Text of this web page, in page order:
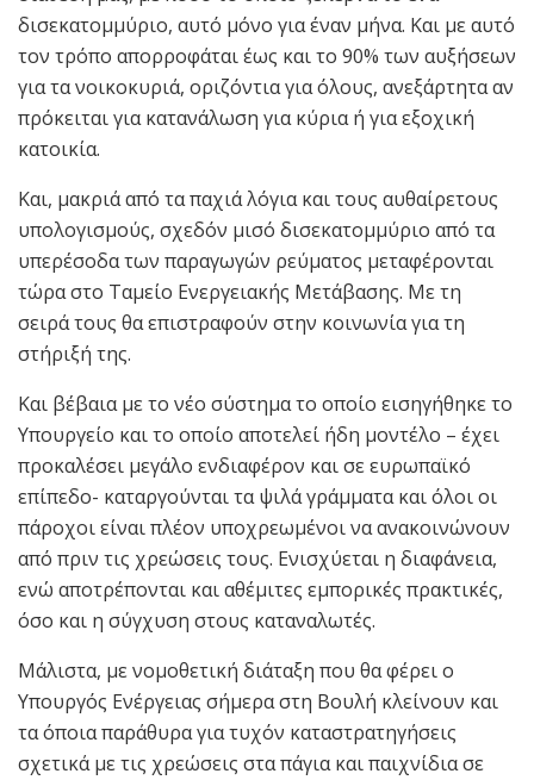
δισεκατομμύριο, αυτό μόνο για έναν μήνα. Και με αυτό
τον τρόπο απορροφάται έως και το 90% των αυξήσεων
για τα νοικοκυριά, οριζόντια για όλους, ανεξάρτητα αν
πρόκειται για κατανάλωση για κύρια ή για εξοχική
κατοικία.
Και, μακριά από τα παχιά λόγια και τους αυθαίρετους
υπολογισμούς, σχεδόν μισό δισεκατομμύριο από τα
υπερέσοδα των παραγωγών ρεύματος μεταφέρονται
τώρα στο Ταμείο Ενεργειακής Μετάβασης. Με τη
σειρά τους θα επιστραφούν στην κοινωνία για τη
στήριξή της.
Και βέβαια με το νέο σύστημα το οποίο εισηγήθηκε το
Υπουργείο και το οποίο αποτελεί ήδη μοντέλο – έχει
προκαλέσει μεγάλο ενδιαφέρον και σε ευρωπαϊκό
επίπεδο- καταργούνται τα ψιλά γράμματα και όλοι οι
πάροχοι είναι πλέον υποχρεωμένοι να ανακοινώνουν
από πριν τις χρεώσεις τους. Ενισχύεται η διαφάνεια,
ενώ αποτρέπονται και αθέμιτες εμπορικές πρακτικές,
όσο και η σύγχυση στους καταναλωτές.
Μάλιστα, με νομοθετική διάταξη που θα φέρει ο
Υπουργός Ενέργειας σήμερα στη Βουλή κλείνουν και
τα όποια παράθυρα για τυχόν καταστρατηγήσεις
σχετικά με τις χρεώσεις στα πάγια και παιχνίδια σε